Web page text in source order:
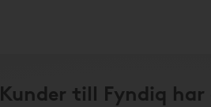
Kunder till Fyndiq